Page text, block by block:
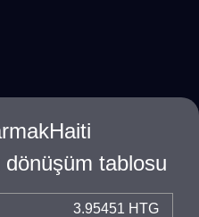
tablosu
3.95451 HTG